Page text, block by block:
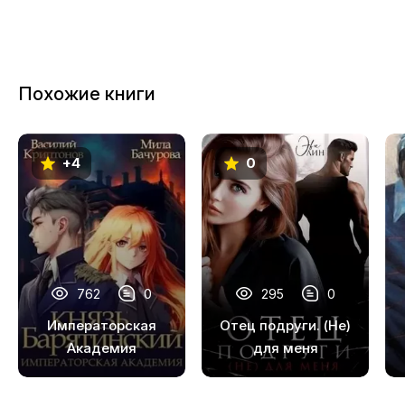
Похожие книги
+4
762 0
Императорская
Академия
0
295 0
Отец подруги. (Не)
для меня